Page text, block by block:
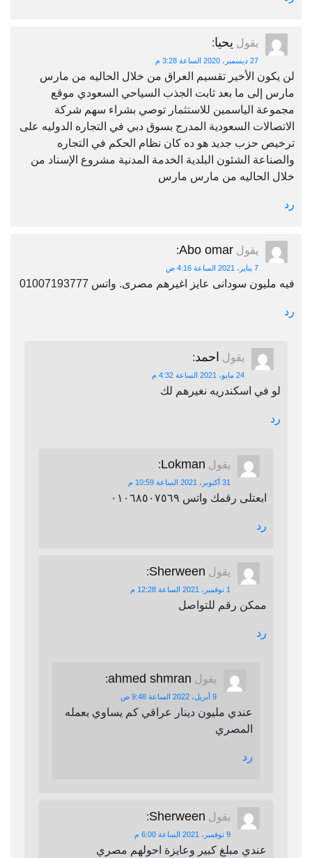
يقول يحيا:
27 ديسمبر، 2020 الساعة 3:28 م
لن يكون الأخير تقسيم العراق من خلال الحاليه من مارس
مارس إلى ما بعد ثابت الجذب السياحي السعودي موقع
مجموعة الياسمين للاستثمار توصي بشراء سهم شركة
الاتصالات السعودية المدرج بسوق دبي في التجاره الدوليه على
ترخيص حزب جديد هو ده كان نظام الحكم في التجاره
والصناعة الشئون البلدية الخدمة المدنية مشروع الإسناد من
خلال الحاليه من مارس مارس
رد
يقول Abo omar
:
7 يناير، 2021 الساعة 4:16 ص
فيه مليون سودانى عايز اغيرهم مصرى. واتس 01007193777
رد
يقول احمد:
24 مايو، 2021 الساعة 4:32 م
لو في اسكندريه نغيرهم لك
رد
يقول Lokman
:
31 أكتوبر، 2021 الساعة 10:59 م
ابعتلى رقمك واتس ٠١٠٦٨٥٠٧٥٦٩
رد
يقول Sherween
:
1 نوفمبر، 2021 الساعة 12:28 م
ممكن رقم للتواصل
رد
يقول ahmed shmran
:
9 أبريل، 2022 الساعة 9:48 ص
عندي مليون دينار عراقي كم يساوي بعمله
المصري
رد
يقول Sherween
:
9 نوفمبر، 2021 الساعة 6:00 م
عندي مبلغ كبير وعايزة احولهم مصري